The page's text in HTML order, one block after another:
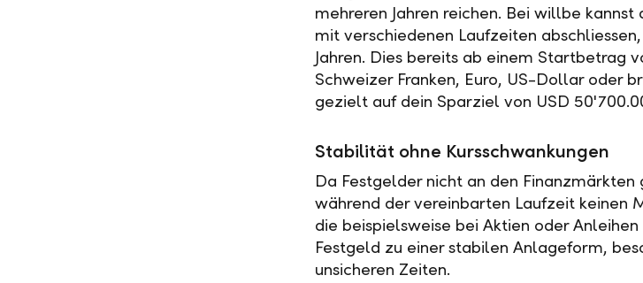
mehreren Jahren reichen. Bei willbe
mit verschiedenen Laufzeiten
Jahren. Dies bereits ab einem Startbetrag
Schweizer Franken, Euro, US-Dollar oder
gezielt auf dein Sparziel von USD
Stabilität ohne Kursschwankungen
Da Festgelder nicht an den
während der vereinbarten Laufzeit keinen
die beispielsweise bei Aktien oder
Festgeld zu einer stabilen Anlageform,
unsicheren Zeiten.